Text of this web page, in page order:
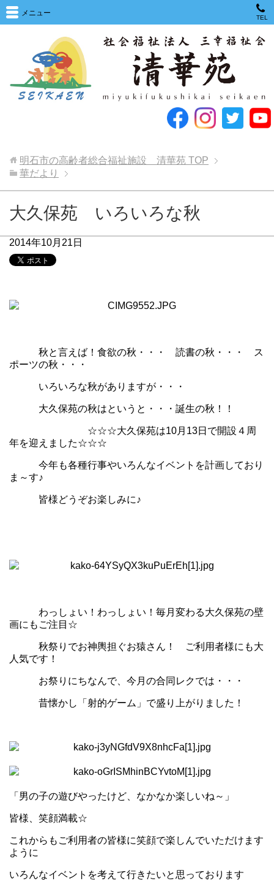
メニュー
TEL
明石市の高齢者総合福祉施設 清華苑 TOP
華だより
大久保苑 いろいろな秋
2014年10月21日
秋と言えば！食欲の秋・・・ 読書の秋・・・ ス
ポーツの秋・・・
いろいろな秋がありますが・・・
大久保苑の秋はというと・・・誕生の秋！！
☆☆☆大久保苑は10月13日で開設４周
年を迎えました☆☆☆
今年も各種行事やいろんなイベントを計画しており
ま～す♪
皆様どうぞお楽しみに♪
わっしょい！わっしょい！毎月変わる大久保苑の壁
画にもご注目☆
秋祭りでお神輿担ぐお猿さん！ ご利用者様にも大
人気です！
お祭りにちなんで、今月の合同レクでは・・・
昔懐かし「射的ゲーム」で盛り上がりました！
「男の子の遊びやったけど、なかなか楽しいね～」
皆様、笑顔満載☆
これからもご利用者の皆様に笑顔で楽しんでいただけます
ように
いろんなイベントを考えて行きたいと思っております